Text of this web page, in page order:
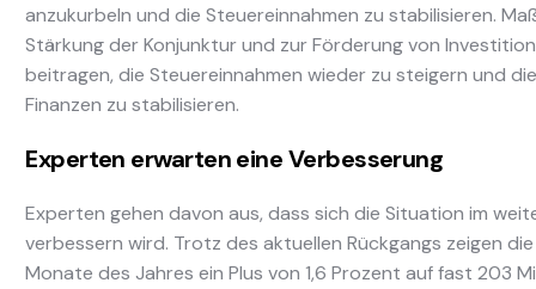
anzukurbeln und die Steuereinnahmen zu stabilisieren.
Stärkung der Konjunktur und zur Förderung von
beitragen, die Steuereinnahmen wieder zu steigern und
Finanzen zu stabilisieren.
Experten erwarten eine Verbesserung
Experten gehen davon aus, dass sich die Situation im
verbessern wird. Trotz des aktuellen Rückgangs zeigen
Monate des Jahres ein Plus von 1,6 Prozent auf fast 203